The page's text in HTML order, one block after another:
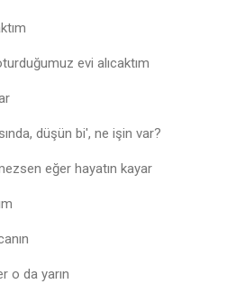
evi alıcaktım
düşün bi', ne işin var?
eğer hayatın kayar
o da yarın